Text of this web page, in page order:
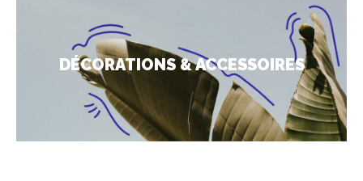
DÉCORATIONS & ACCESSOIRES